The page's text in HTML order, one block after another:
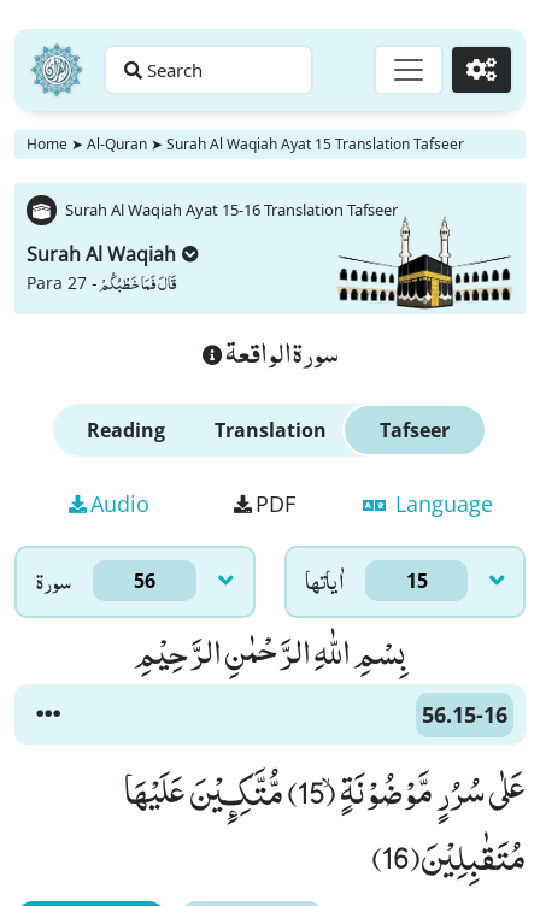
Search Go
Home ➤ Al-Quran ➤ Surah Al Waqiah Ayat 15 Translation Tafseer
Surah Al Waqiah Ayat 15-16 Translation Tafseer
Surah Al Waqiah
Para 27 -قَالَ فَمَا خَطْبُكُمْ
سورة الواقعة
Reading Translation Tafseer
Audio PDF Language
سورۃ 56 اٰياتها 15
بِسْمِ اللّٰهِ الرَّحْمٰنِ الرَّحِیْمِ
56.15-16
عَلٰى سُرُرٍ مَّوْضُوْنَةٍۙ (15) مُّتَّكِـٕیْنَ عَلَیْهَا
مُتَقٰبِلِیْنَ(16)